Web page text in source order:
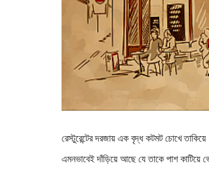
রেস্টুরেন্টের দরজায় এক বৃদ্ধ কটমট চোখে
এমনভাবেই দাঁড়িয়ে আছে যে তাকে পাশ কাটিয়ে